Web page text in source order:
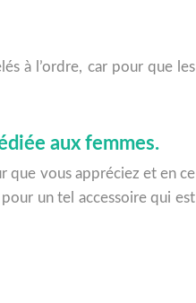
à l’ordre, car pour que les
aux femmes.
que vous appréciez et en ce
un tel accessoire qui est